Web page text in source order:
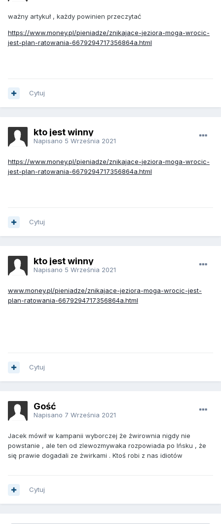
ważny artykuł , każdy powinien przeczytać
https://www.money.pl/pieniadze/znikajace-jeziora-moga-wrocic-
jest-plan-ratowania-6679294717356864a.html
Cytuj
kto jest winny
Napisano 5 Września 2021
https://www.money.pl/pieniadze/znikajace-jeziora-moga-wrocic-
jest-plan-ratowania-6679294717356864a.html
Cytuj
kto jest winny
Napisano 5 Września 2021
www.money.pl/pieniadze/znikajace-jeziora-moga-wrocic-jest-
plan-ratowania-6679294717356864a.html
Cytuj
Gość
Napisano 7 Września 2021
Jacek mówił w kampanii wyborczej że żwirownia nigdy nie
powstanie , ale ten od zlewozmywaka rozpowiada po Ińsku , że
się prawie dogadali ze żwirkami . Ktoś robi z nas idiotów
Cytuj